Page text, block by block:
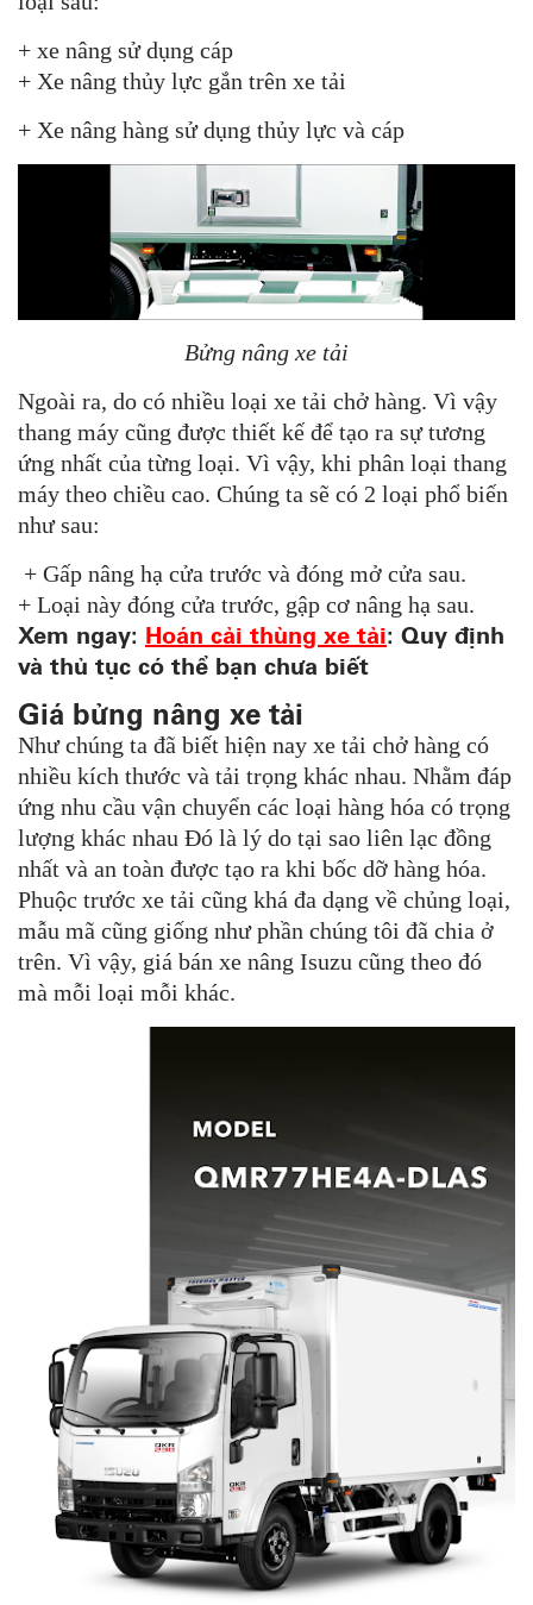
+ xe nâng sử dụng cáp
+ Xe nâng thủy lực gắn trên xe tải
+ Xe nâng hàng sử dụng thủy lực và cáp
Bửng nâng xe tải
Ngoài ra, do có nhiều loại xe tải chở hàng. Vì vậy
thang máy cũng được thiết kế để tạo ra sự tương
ứng nhất của từng loại. Vì vậy, khi phân loại thang
máy theo chiều cao. Chúng ta sẽ có 2 loại phổ biến
như sau:
+ Gấp nâng hạ cửa trước và đóng mở cửa sau.
+ Loại này đóng cửa trước, gập cơ nâng hạ sau.
Xem ngay: Hoán cải thùng xe tải: Quy định
và thủ tục có thể bạn chưa biết
Giá bửng nâng xe tải
Như chúng ta đã biết hiện nay xe tải chở hàng có
nhiều kích thước và tải trọng khác nhau. Nhằm đáp
ứng nhu cầu vận chuyển các loại hàng hóa có trọng
lượng khác nhau Đó là lý do tại sao liên lạc đồng
nhất và an toàn được tạo ra khi bốc dỡ hàng hóa.
Phuộc trước xe tải cũng khá đa dạng về chủng loại,
mẫu mã cũng giống như phần chúng tôi đã chia ở
trên. Vì vậy, giá bán xe nâng Isuzu cũng theo đó
mà mỗi loại mỗi khác.